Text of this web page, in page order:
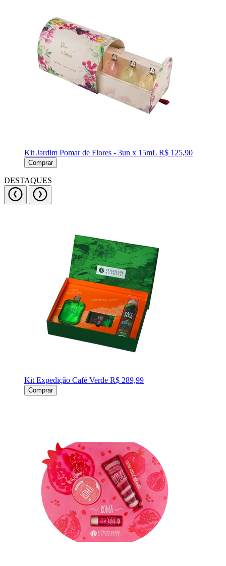
Kit Jardim Pomar de Flores - 3un x 15mL R$ 125,90
Comprar
DESTAQUES
Kit Expedição Café Verde R$ 289,99
Comprar